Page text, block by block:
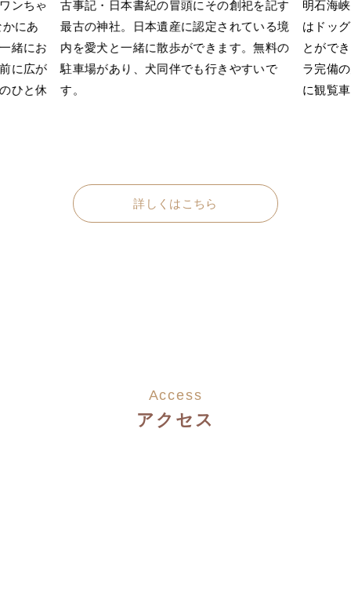
ンちゃ
にあ
緒にお
に広が
ひと休
古事記・日本書紀の冒頭にその創祀を記す
最古の神社。日本遺産に認定されている境
内を愛犬と一緒に散歩ができます。無料の
駐車場があり、犬同伴でも行きやすいで
す。
明石海
はドッ
とがで
ラ完備
に観覧
詳しくはこちら
Access
アクセス